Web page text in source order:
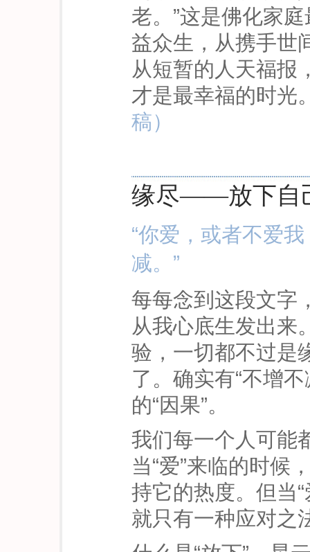
老。”这是佛化家
益众生，从携手世
从短暂的人天福报
才是最幸福的时光
稿）
缘尽——放下自
“你爱，或者不爱
减。”
每每念到这段文字
从我心底生发出来
验，一切都不过是
了。确实有“不增
的“因果”。
我们每一个人可能
当“爱”来临的时候
持它的热度。但当
就只有一种应对之